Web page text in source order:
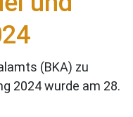
(BKA) zu
2024 wurde am 28.